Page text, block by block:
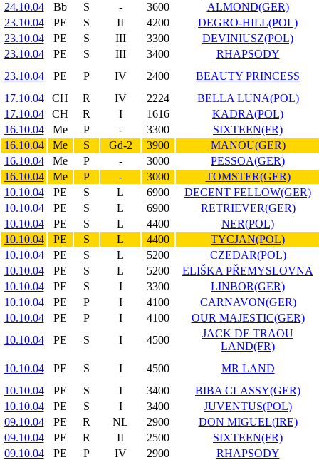
24.10.04
Bb S - 3600
ALMOND(GER)
23.10.04
PE S II 4200
DEGRO-HILL(POL)
23.10.04
PE S III 3300
DEVINIUSZ(POL)
23.10.04
PE S III 3400
RHAPSODY
23.10.04
PE P IV 2400
BEAUTY PRINCESS
17.10.04
CH R IV 2224
BELLA LUNA(POL)
17.10.04
CH R I 1616
KADRA(POL)
16.10.04
Me P - 3300
SIXTEEN(FR)
16.10.04
Me S Gd-2 3900
MANOU(GER)
16.10.04
Me P - 3000
PESSOA(GER)
16.10.04
Me P - 3000
TOMSTER(GER)
10.10.04
PE S L 6900
DECENT FELLOW(GER)
10.10.04
PE S L 6900
RETRIEVER(GER)
10.10.04
PE S L 4400
NER(POL)
10.10.04
PE S L 4400
TYCJAN(POL)
10.10.04
PE S L 5200
CZEDAR(POL)
10.10.04
PE S L 5200
ELIŠKA PŘEMYSLOVNA
10.10.04
PE S I 3300
LINBOR(GER)
10.10.04
PE P I 4100
CARNAVON(GER)
10.10.04
PE P I 4100
OUR MAJESTIC(GER)
10.10.04
PE S I 4500
JACK DE TRAOU
LAND(FR)
10.10.04
PE S I 4500
MR LAND
10.10.04
PE S I 3400
BIBA CLASSY(GER)
10.10.04
PE S I 3400
JUVENTUS(POL)
09.10.04
PE R NL 2900
DON MIGUEL(IRE)
09.10.04
PE R II 2500
SIXTEEN(FR)
09.10.04
PE P IV 2900
RHAPSODY